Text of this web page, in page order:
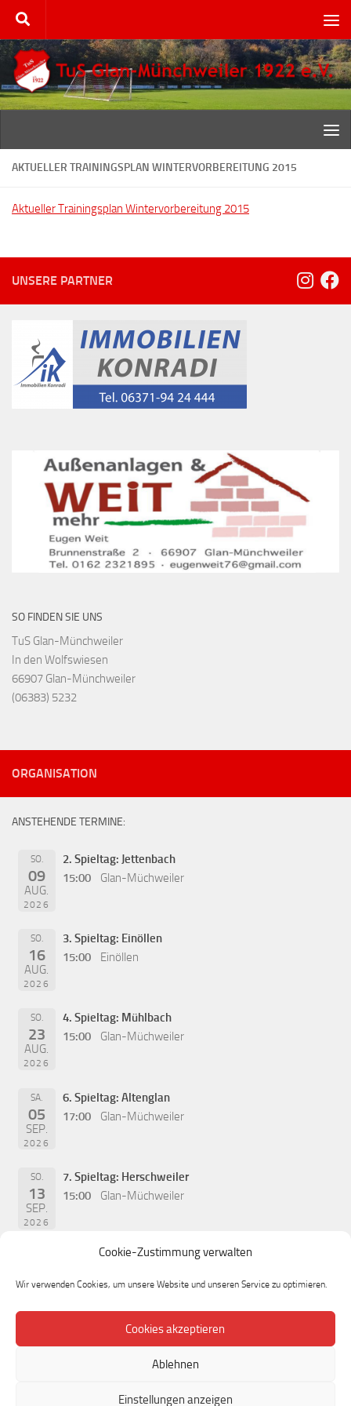
Cookie-Zustimmung verwalten
Wir verwenden Cookies, um unsere Website und unseren Service zu optimieren.
Cookies akzeptieren
Ablehnen
Einstellungen anzeigen
Zum Inhalt springen
AKTUELLER TRAININGSPLAN WINTERVORBEREITUNG 2015
Aktueller Trainingsplan Wintervorbereitung 2015
UNSERE PARTNER
SO FINDEN SIE UNS
TuS Glan-Münchweiler
In den Wolfswiesen
66907 Glan-Münchweiler
(06383) 5232
ORGANISATION
ANSTEHENDE TERMINE:
SO.
09
AUG.
2026
2. Spieltag: Jettenbach
15:00
Glan-Müchweiler
SO.
16
AUG.
2026
3. Spieltag: Einöllen
15:00
Einöllen
SO.
23
AUG.
2026
4. Spieltag: Mühlbach
15:00
Glan-Müchweiler
SA.
05
SEP.
2026
6. Spieltag: Altenglan
17:00
Glan-Müchweiler
SO.
13
SEP.
2026
7. Spieltag: Herschweiler
15:00
Glan-Müchweiler